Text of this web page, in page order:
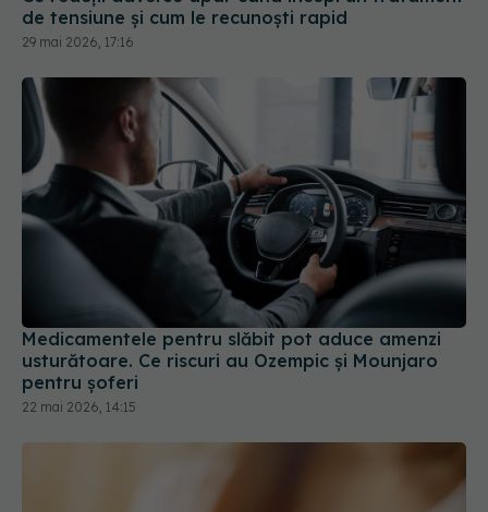
de tensiune și cum le recunoști rapid
29 mai 2026, 17:16
Medicamentele pentru slăbit pot aduce amenzi
usturătoare. Ce riscuri au Ozempic și Mounjaro
pentru șoferi
22 mai 2026, 14:15